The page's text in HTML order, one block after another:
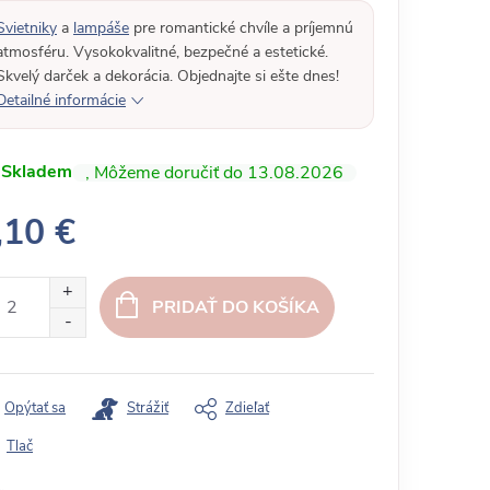
a lampáše pre romantické chvíle a príjemnú
Vysokokvalitné, bezpečné a estetické.
darček a dekorácia. Objednajte si ešte dnes!
informácie
Skladem 13.08.2026
€
PRIDAŤ DO KOŠÍKA
Tlač
Opýtať sa Strážiť Zdieľať